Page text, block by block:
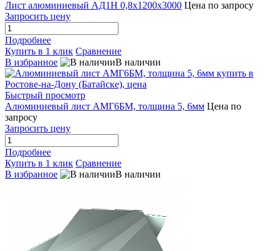
Лист алюминиевый АД1Н 0,8х1200х3000 Цена по запросу
Запросить цену
Подробнее
Купить в 1 клик Сравнение
В избранное
В наличии
Быстрый просмотр
Алюминиевый лист АМГ6БМ, толщина 5, 6мм Цена по
запросу
Запросить цену
Подробнее
Купить в 1 клик Сравнение
В избранное
В наличии